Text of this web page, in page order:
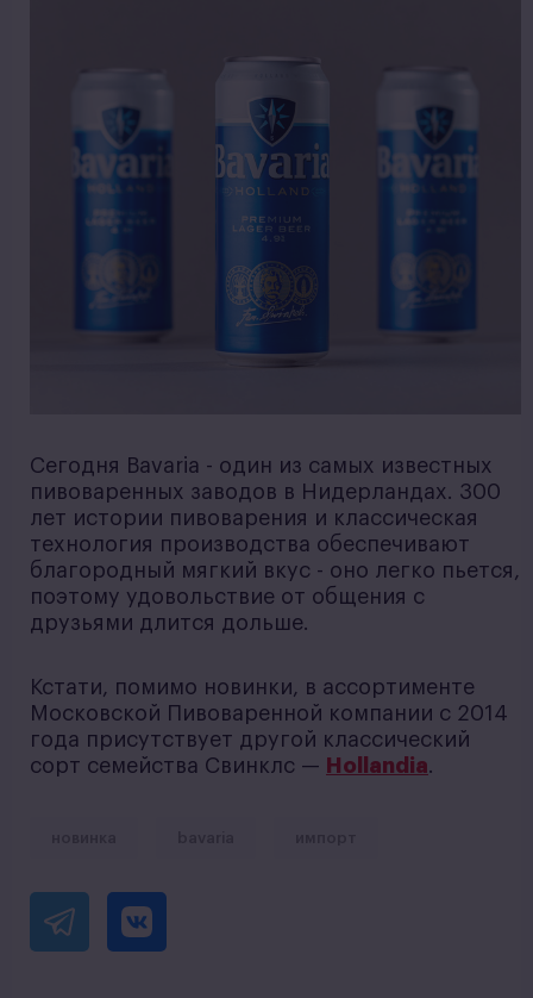
Сегодня Bavaria - один из самых известных
пивоваренных заводов в Нидерландах. 300
лет истории пивоварения и классическая
технология производства обеспечивают
благородный мягкий вкус - оно легко пьется,
поэтому удовольствие от общения с
друзьями длится дольше.
Кстати, помимо новинки, в ассортименте
Московской Пивоваренной компании с 2014
года присутствует другой классический
сорт семейства Свинклс — Hollandia.